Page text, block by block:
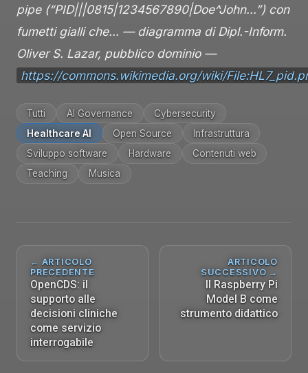
pipe (“PID|||0815|1234567890|Doe^John…”) con
fumetti gialli che… — diagramma di Dipl.-Inform.
Oliver S. Lazar, pubblico dominio —
https://commons.wikimedia.org/wiki/
Tutti AI Governance
Cybersecurity
Healthcare AI
Open Source
Infrastruttura
Sviluppo software
Hardware
Contenuti web
Teaching
Musica
← ARTICOLO
PRECEDENTE
OpenCDS: il
supporto alle
decisioni cliniche
come servizio
interrogabile
ARTICOLO
SUCCESSIVO →
Il Raspberry Pi
Model B come
strumento didattico